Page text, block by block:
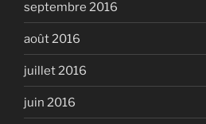
septembre 2016
août 2016
juillet 2016
juin 2016